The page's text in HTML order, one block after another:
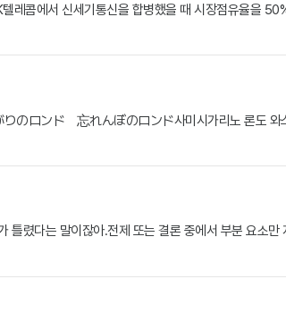
레콤에서 신세기통신을 합병했을 때 시장점유율을
りのロンド 忘れんぼのロンド사미시가리노 론도
렸다는 말이잖아.전제 또는 결론 중에서 부분 요소